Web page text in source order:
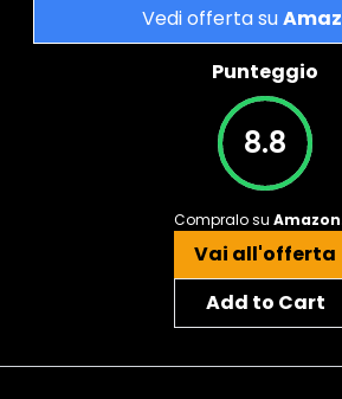
Vedi offerta su
Punteggio
8.8
Compralo su
Vai all'offerta
Add to Cart